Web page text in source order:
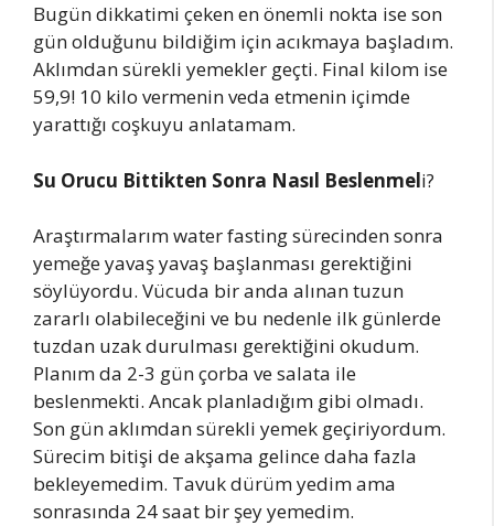
Bugün dikkatimi çeken en önemli nokta ise son
gün olduğunu bildiğim için acıkmaya başladım.
Aklımdan sürekli yemekler geçti. Final kilom ise
59,9! 10 kilo vermenin veda etmenin içimde
yarattığı coşkuyu anlatamam.
Su Orucu Bittikten Sonra Nasıl Beslenmeli?
Araştırmalarım water fasting sürecinden sonra
yemeğe yavaş yavaş başlanması gerektiğini
söylüyordu. Vücuda bir anda alınan tuzun
zararlı olabileceğini ve bu nedenle ilk günlerde
tuzdan uzak durulması gerektiğini okudum.
Planım da 2-3 gün çorba ve salata ile
beslenmekti. Ancak planladığım gibi olmadı.
Son gün aklımdan sürekli yemek geçiriyordum.
Sürecim bitişi de akşama gelince daha fazla
bekleyemedim. Tavuk dürüm yedim ama
sonrasında 24 saat bir şey yemedim.